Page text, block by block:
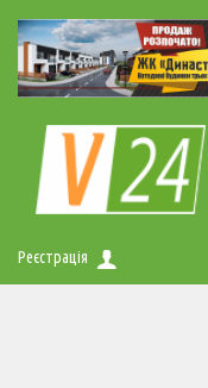
Реєстрація